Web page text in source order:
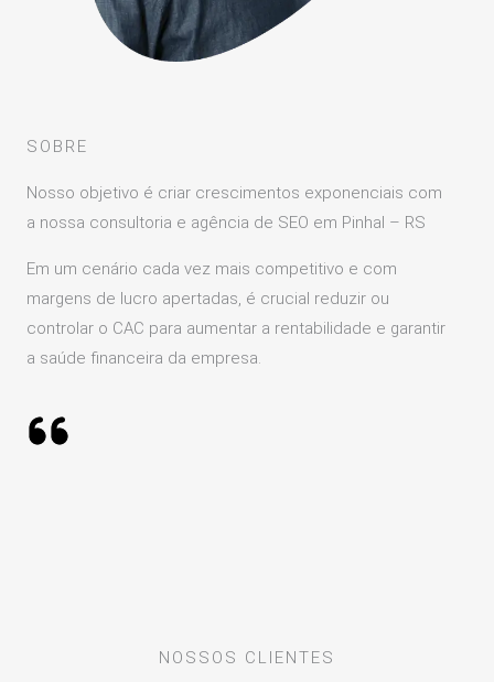
SOBRE
Nosso objetivo é criar crescimentos exponenciais com
a nossa consultoria e agência de SEO em Pinhal – RS
Em um cenário cada vez mais competitivo e com
margens de lucro apertadas, é crucial reduzir ou
controlar o CAC para aumentar a rentabilidade e garantir
a saúde financeira da empresa.
NOSSOS CLIENTES